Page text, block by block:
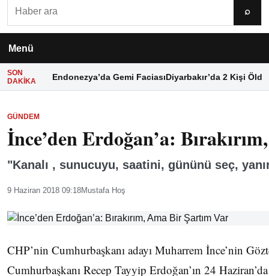
⌕
Menü
SON
DAKIKA
Endonezya’da Gemi FaciasıDiyarbakır’da 2 Kişi Öldü
GÜNDEM
İnce’den Erdoğan’a:
"Kanalı , sunucuyu, saatini, gününü seç,
9 Haziran 2018 09:18Mustafa Hoş
CHP’nin Cumhurbaşkanı adayı Muharrem İnce’nin
Cumhurbaşkanı Recep Tayyip Erdoğan’ın 24